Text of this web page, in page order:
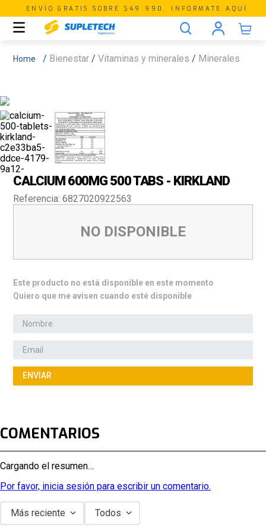
ENVÍO GRATIS SOBRE $49.990. INFORMATE AQUÍ
Bienestar Vitaminas y minerales Minerales
CALCIUM 600MG 500 TABS - KIRKLAND
Referencia:6827020922563
NO DISPONIBLE
Este producto no está disponible en este momento
Quiero que me avisen cuando esté disponible
ENVIAR
COMENTARIOS
Cargando el resumen…
Por favor, inicia sesión para escribir un comentario.
Más reciente Todos